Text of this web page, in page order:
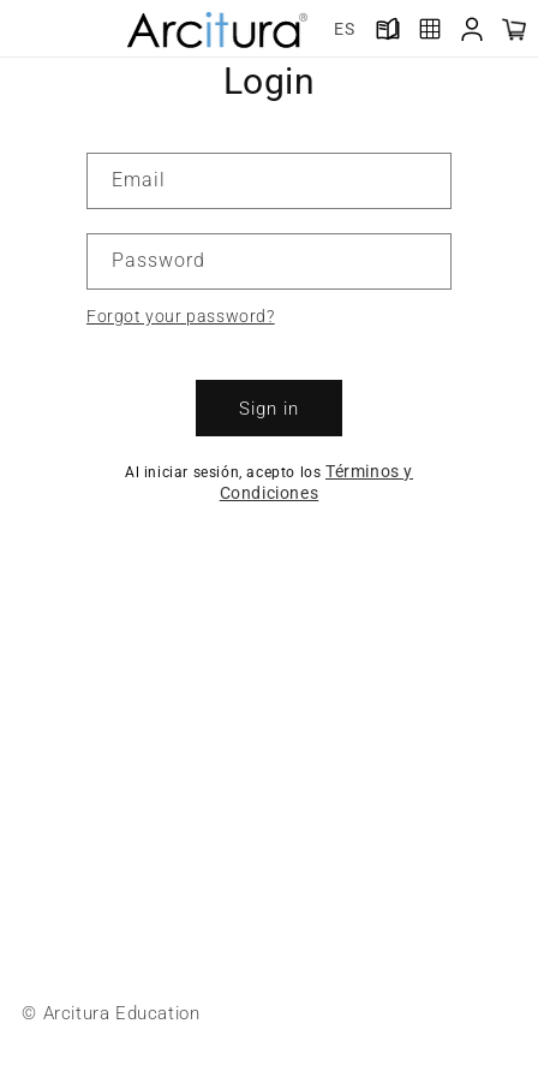
ES
Login
Email
Password
Forgot your password?
Sign in
Al iniciar sesión, acepto los Términos y
Condiciones
© Arcitura Education